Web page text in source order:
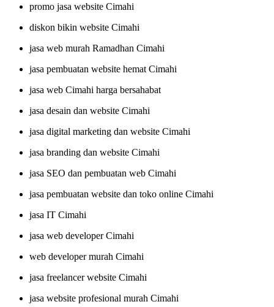
promo jasa website Cimahi
diskon bikin website Cimahi
jasa web murah Ramadhan Cimahi
jasa pembuatan website hemat Cimahi
jasa web Cimahi harga bersahabat
jasa desain dan website Cimahi
jasa digital marketing dan website Cimahi
jasa branding dan website Cimahi
jasa SEO dan pembuatan web Cimahi
jasa pembuatan website dan toko online Cimahi
jasa IT Cimahi
jasa web developer Cimahi
web developer murah Cimahi
jasa freelancer website Cimahi
jasa website profesional murah Cimahi